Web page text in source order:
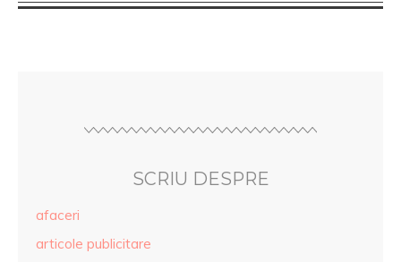
SCRIU DESPRE
afaceri
articole publicitare